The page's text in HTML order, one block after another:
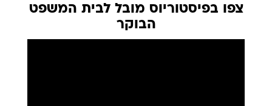
צפו בפיסטוריוס מובל לבית המשפט
הבוקר